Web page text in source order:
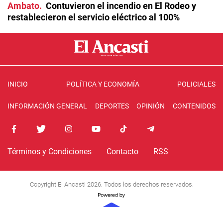
Ambato
Contuvieron el incendio en El Rodeo y
restablecieron el servicio eléctrico al 100%
INICIO POLÍTICA Y ECONOMÍA POLICIALES
INFORMACIÓN GENERAL DEPORTES OPINIÓN CONTENIDOS
Términos y Condiciones Contacto RSS
Copyright El Ancasti 2026. Todos los derechos reservados.